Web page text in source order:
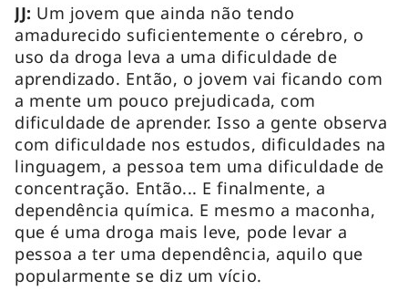
JJ: Um jovem que ainda não tendo
amadurecido suficientemente o cérebro, o
uso da droga leva a uma dificuldade de
aprendizado. Então, o jovem vai ficando com
a mente um pouco prejudicada, com
dificuldade de aprender. Isso a gente observa
com dificuldade nos estudos, dificuldades na
linguagem, a pessoa tem uma dificuldade de
concentração. Então... E finalmente, a
dependência química. E mesmo a maconha,
que é uma droga mais leve, pode levar a
pessoa a ter uma dependência, aquilo que
popularmente se diz um vício.